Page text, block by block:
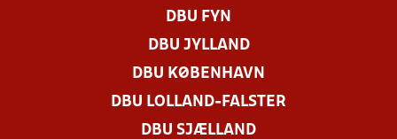
DBU FYN
DBU JYLLAND
DBU KØBENHAVN
DBU LOLLAND-FALSTER
DBU SJÆLLAND